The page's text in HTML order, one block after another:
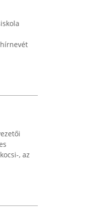
, az